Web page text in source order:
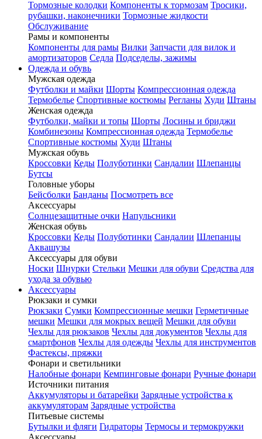
Тормозные колодки Компоненты к тормозам Тросики,
рубашки, наконечники Тормозные жидкости
Обслуживание
Рамы и компоненты
Компоненты для рамы Вилки Запчасти для вилок и
амортизаторов Седла Подседелы, зажимы
Одежда и обувь
Мужская одежда
Футболки и майки Шорты Компрессионная одежда
Термобелье Спортивные костюмы Регланы Худи Штаны
Женская одежда
Футболки, майки и топы Шорты Лосины и бриджи
Комбинезоны Компрессионная одежда Термобелье
Спортивные костюмы Худи Штаны
Мужская обувь
Кроссовки Кеды Полуботинки Сандалии Шлепанцы
Бутсы
Головные уборы
Бейсболки Банданы Посмотреть все
Аксессуары
Солнцезащитные очки Напульсники
Женская обувь
Кроссовки Кеды Полуботинки Сандалии Шлепанцы
Аквашузы
Аксессуары для обуви
Носки Шнурки Стельки Мешки для обуви Средства для
ухода за обувью
Аксессуары
Рюкзаки и сумки
Рюкзаки Сумки Компрессионные мешки Герметичные
мешки Мешки для мокрых вещей Мешки для обуви
Чехлы для рюкзаков Чехлы для документов Чехлы для
смартфонов Чехлы для одежды Чехлы для инструментов
Фастексы, пряжки
Фонари и светильники
Налобные фонари Кемпинговые фонари Ручные фонари
Источники питания
Аккумуляторы и батарейки Зарядные устройства к
аккумуляторам Зарядные устройства
Питьевые системы
Бутылки и фляги Гидраторы Термосы и термокружки